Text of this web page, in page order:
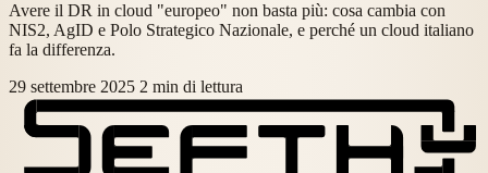
Avere il DR in cloud "europeo" non basta più: cosa cambia con
NIS2, AgID e Polo Strategico Nazionale, e perché un cloud italiano
fa la differenza.
29 settembre 2025 2 min di lettura